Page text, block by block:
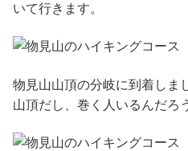
いて行きます。
物見山山頂の分岐に到着しま
山頂だし、巻く人いるんだろ